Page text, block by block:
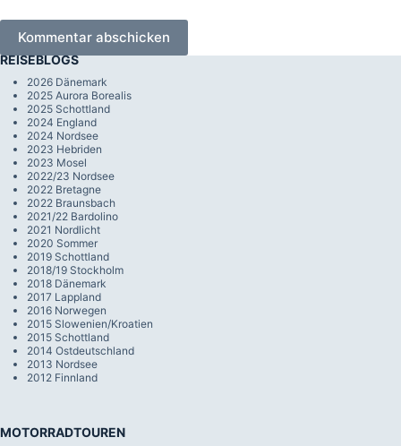
Kommentar abschicken
REISEBLOGS
2026 Dänemark
2025 Aurora Borealis
2025 Schottland
2024 England
2024 Nordsee
2023 Hebriden
2023 Mosel
2022/23 Nordsee
2022 Bretagne
2022 Braunsbach
2021/22 Bardolino
2021 Nordlicht
2020 Sommer
2019 Schottland
2018/19 Stockholm
2018 Dänemark
2017 Lappland
2016 Norwegen
2015 Slowenien/Kroatien
2015 Schottland
2014 Ostdeutschland
2013 Nordsee
2012 Finnland
MOTORRADTOUREN